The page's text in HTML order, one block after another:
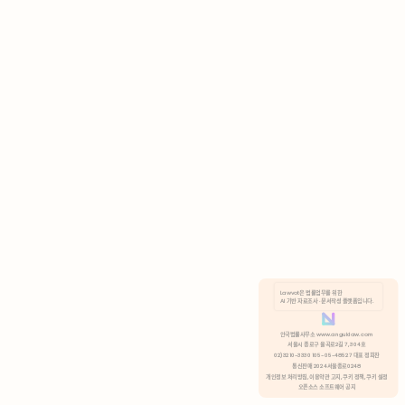
분석 쿠키 허용
Lawvot은 법률업무를 위한
AI 기반 자료조사 · 문서작성 플랫폼입니다.
안국법률사무소 www.anguklaw.com
서울시 종로구 율곡로2길 7, 304호
02)3210-3330 105-05-48527 대표 정희찬
통신판매 2024서울종로0248
개인정보 처리방침, 이용약관 고지, 쿠키 정책, 쿠키 설정
오픈소스 소프트웨어 공지